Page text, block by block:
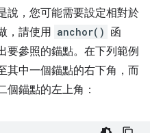
說，您可能需要設定相對於
，請使用 anchor() 函
要參照的錨點。在下列範例
其中一個錨點的右下角，而
個錨點的左上角：